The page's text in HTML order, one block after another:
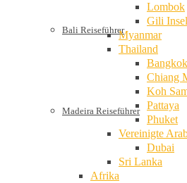
Bali Reiseführer
Madeira Reiseführer
Lombok
Gili
Myanmar
Thailand
Bangkok
Chiang
Koh
Pattaya
Phuket
Vereinigte
Dubai
Sri Lanka
Afrika